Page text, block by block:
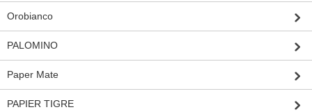
Orobianco
PALOMINO
Paper Mate
PAPIER TIGRE